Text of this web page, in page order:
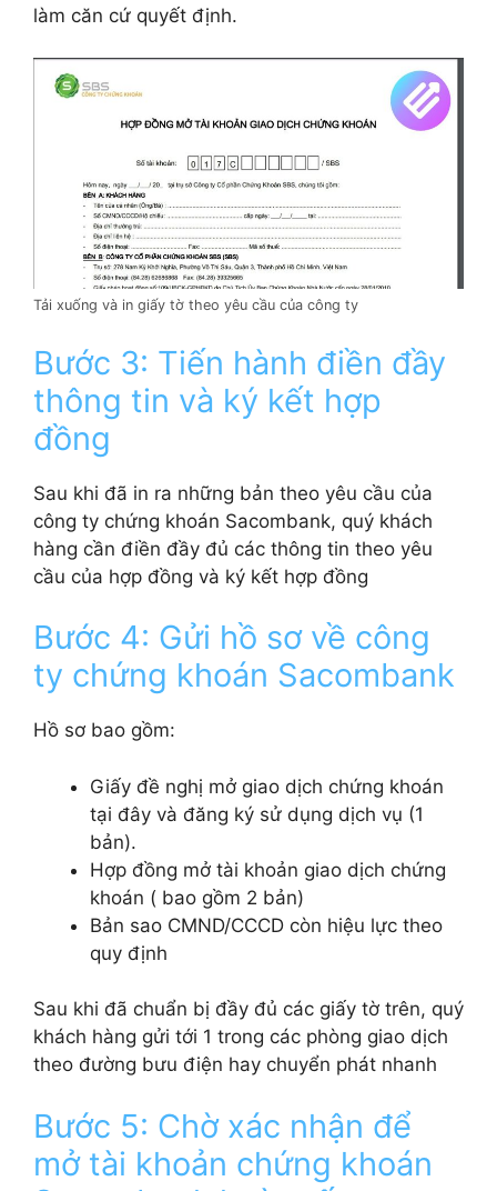
làm căn cứ quyết định.
Tải xuống và in giấy tờ theo yêu cầu của công ty
Bước 3: Tiến hành điền đầy
thông tin và ký kết hợp
đồng
Sau khi đã in ra những bản theo yêu cầu của
công ty chứng khoán Sacombank, quý khách
hàng cần điền đầy đủ các thông tin theo yêu
cầu của hợp đồng và ký kết hợp đồng
Bước 4: Gửi hồ sơ về công
ty chứng khoán Sacombank
Hồ sơ bao gồm:
Giấy đề nghị mở giao dịch chứng khoán
tại đây và đăng ký sử dụng dịch vụ (1
bản).
Hợp đồng mở tài khoản giao dịch chứng
khoán ( bao gồm 2 bản)
Bản sao CMND/CCCD còn hiệu lực theo
quy định
Sau khi đã chuẩn bị đầy đủ các giấy tờ trên, quý
khách hàng gửi tới 1 trong các phòng giao dịch
theo đường bưu điện hay chuyển phát nhanh
Bước 5: Chờ xác nhận để
mở tài khoản chứng khoán